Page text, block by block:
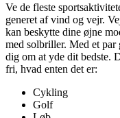
Ve de fleste
generet af vind og vejr.
kan beskytte dine øjne
med solbriller. Med et par
dig om at yde dit bedste.
fri, hvad enten det er:
Cykling
Golf